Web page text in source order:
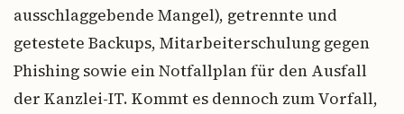
ausschlaggebende Mangel), getrennte und
getestete Backups, Mitarbeiterschulung gegen
Phishing sowie ein Notfallplan für den Ausfall
der Kanzlei-IT. Kommt es dennoch zum Vorfall,